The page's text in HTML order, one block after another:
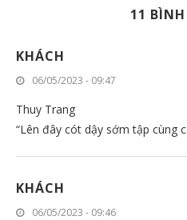
11
KHÁCH
06/05/2023 - 09:47
Thuy Trang
“Lên đây cót dậy sớm tập cùng
KHÁCH
06/05/2023 - 09:46